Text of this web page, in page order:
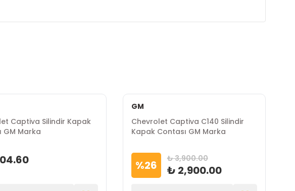
Captiva Silindir Kapak
GM Marka
GM
Chevrolet Captiva C140 Silindir
Kapak Contası GM Marka
%26 ₺ 3,900.00
₺ 2,900.00